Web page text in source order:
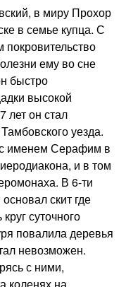
в миру Прохор
в семье купца. С
ему во сне
быстро
высокой
лет он стал
уезда.
именем Серафим в
и в том
В 6-ти
скит где
суточного
повалила деревья
невозможен.
с ними,
коленях на